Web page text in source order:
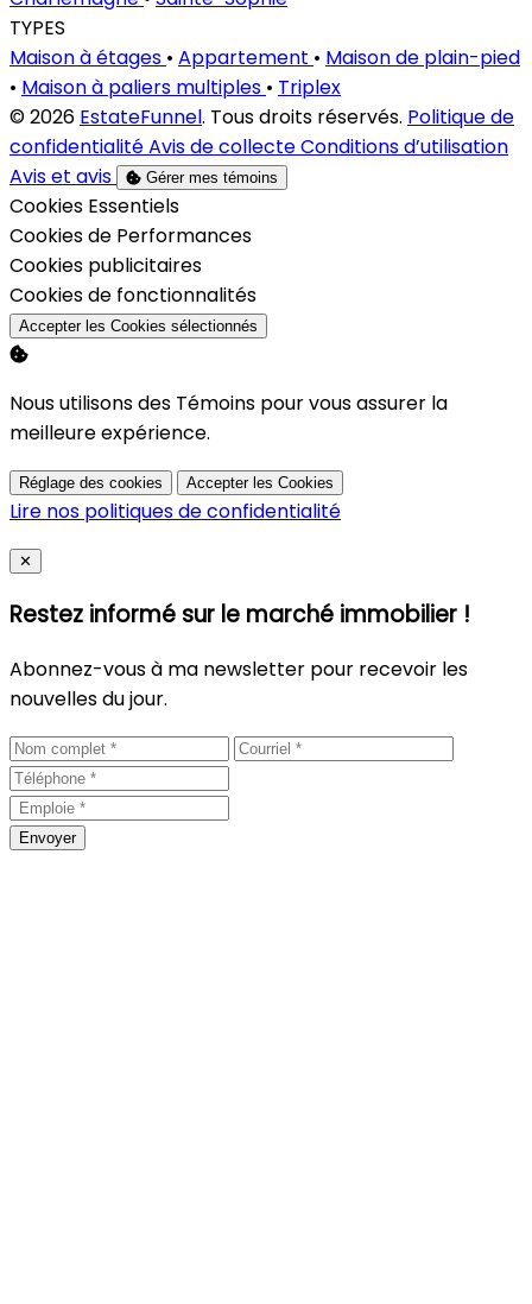
TYPES
Maison à étages • Appartement • Maison de plain-pied
• Maison à paliers multiples • Triplex
© 2026 EstateFunnel. Tous droits réservés. Politique de
confidentialitéAvis de collecteConditions d’utilisation
Avis et avis
Gérer mes témoins
Activer
Cookies Essentiels
Activer
Cookies de Performances
Activer
Cookies publicitaires
Activer
Cookies de fonctionnalités
Accepter les Cookies sélectionnés
Nous utilisons des Témoins pour vous assurer la
meilleure expérience.
Réglage des cookies Accepter les Cookies
Lire nos politiques de confidentialité
Close
✕
Restez informé sur le marché immobilier !
Abonnez-vous à ma newsletter pour recevoir les
nouvelles du jour.
Envoyer